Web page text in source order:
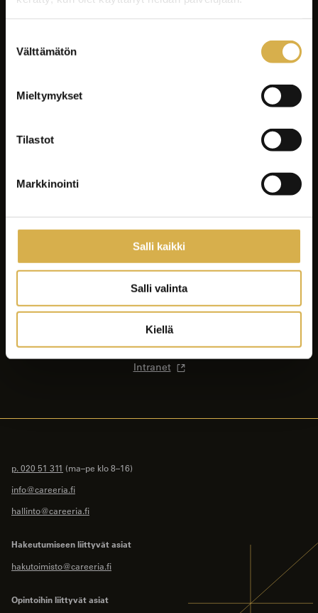
valinta
Välttämätön
Mieltymykset
Tilastot
Markkinointi
Salli kaikki
Salli valinta
Kiellä
Yrityksille ja yhteisöille
Asiakastyöt
Careeria
Yhteystiedot
Intranet
p. 020 51 311 (ma–pe klo 8–16)
info@careeria.fi
hallinto@careeria.fi
Hakeutumiseen liittyvät asiat
hakutoimisto@careeria.fi
Opintoihin liittyvät asiat